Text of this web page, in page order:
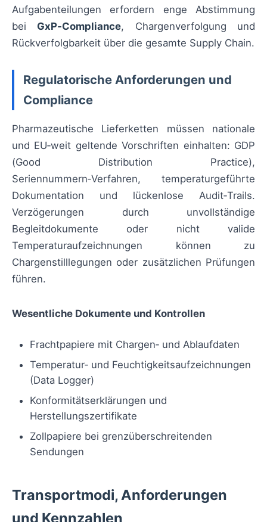
Aufgabenteilungen erfordern enge Abstimmung
bei GxP‑Compliance, Chargenverfolgung und
Rückverfolgbarkeit über die gesamte Supply Chain.
Regulatorische Anforderungen und
Compliance
Pharmazeutische Lieferketten müssen nationale
und EU‑weit geltende Vorschriften einhalten: GDP
(Good Distribution Practice),
Seriennummern‑Verfahren, temperaturgeführte
Dokumentation und lückenlose Audit‑Trails.
Verzögerungen durch unvollständige
Begleitdokumente oder nicht valide
Temperaturaufzeichnungen können zu
Chargenstilllegungen oder zusätzlichen Prüfungen
führen.
Wesentliche Dokumente und Kontrollen
Frachtpapiere mit Chargen‑ und Ablaufdaten
Temperatur‑ und Feuchtigkeitsaufzeichnungen
(Data Logger)
Konformitätserklärungen und
Herstellungszertifikate
Zollpapiere bei grenzüberschreitenden
Sendungen
Transportmodi, Anforderungen
und Kennzahlen